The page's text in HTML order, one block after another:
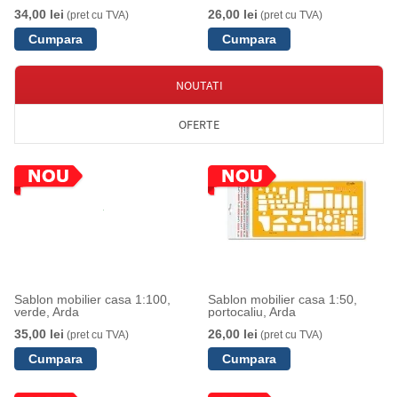
34,00 lei (pret cu TVA)
26,00 lei (pret cu TVA)
NOUTATI
OFERTE
Sablon mobilier casa 1:100,
verde, Arda
35,00 lei (pret cu TVA)
Sablon mobilier casa 1:50,
portocaliu, Arda
26,00 lei (pret cu TVA)